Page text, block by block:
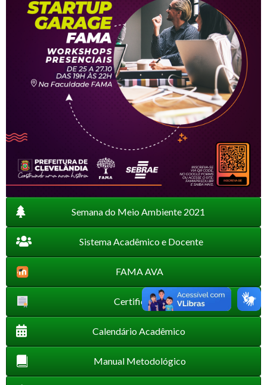
Semana do Meio Ambiente 2021
Sistema Acadêmico e Docente
FAMA AVA
Certificados
Calendário Acadêmico
Manual Metodológico